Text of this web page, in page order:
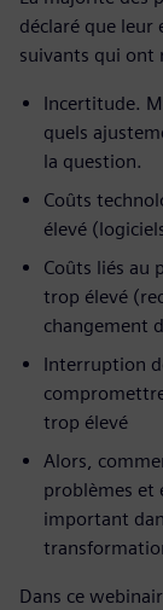
déclaré que
suivants qui ont
Incertitude.
quels
la question.
Coûts
élevé
Coûts liés au
trop élevé
changement
Interruption
trop élevé
Alors,
problèmes et
important
Dans ce